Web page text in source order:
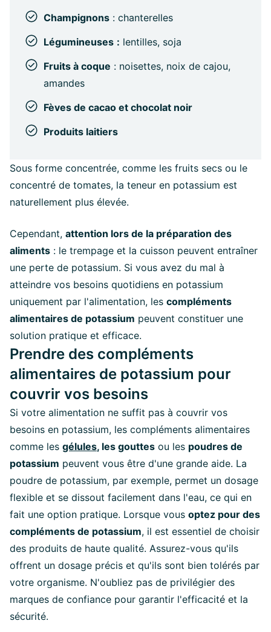
Champignons : chanterelles
Légumineuses : lentilles, soja
Fruits à coque : noisettes, noix de cajou,
amandes
Fèves de cacao et chocolat noir
Produits laitiers
Sous forme concentrée, comme les fruits secs ou le
concentré de tomates, la teneur en potassium est
naturellement plus élevée.
Cependant, attention lors de la préparation des
aliments : le trempage et la cuisson peuvent entraîner
une perte de potassium. Si vous avez du mal à
atteindre vos besoins quotidiens en potassium
uniquement par l'alimentation, les compléments
alimentaires de potassium peuvent constituer une
solution pratique et efficace.
Prendre des compléments
alimentaires de potassium pour
couvrir vos besoins
Si votre alimentation ne suffit pas à couvrir vos
besoins en potassium, les compléments alimentaires
comme les gélules, les gouttes ou les poudres de
potassium peuvent vous être d'une grande aide. La
poudre de potassium, par exemple, permet un dosage
flexible et se dissout facilement dans l'eau, ce qui en
fait une option pratique. Lorsque vous optez pour des
compléments de potassium, il est essentiel de choisir
des produits de haute qualité. Assurez-vous qu'ils
offrent un dosage précis et qu'ils sont bien tolérés par
votre organisme. N'oubliez pas de privilégier des
marques de confiance pour garantir l'efficacité et la
sécurité.